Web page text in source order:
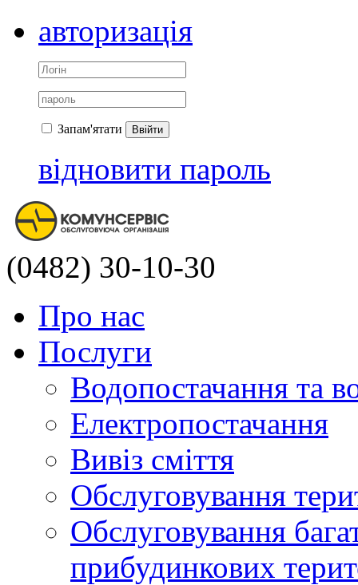
авторизація
Запам'ятати Ввійти
відновити пароль
(0482) 30-10-30
Про нас
Послуги
Водопостачання та
Електропостачання
Вивіз сміття
Обслуговування
Обслуговування
прибудинкових